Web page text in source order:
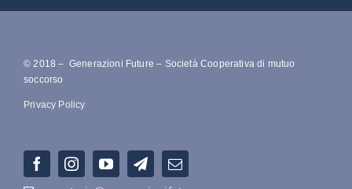
© 2018 – Generazioni Future – Società Cooperativa di mutuo
soccorso
Privacy Policy